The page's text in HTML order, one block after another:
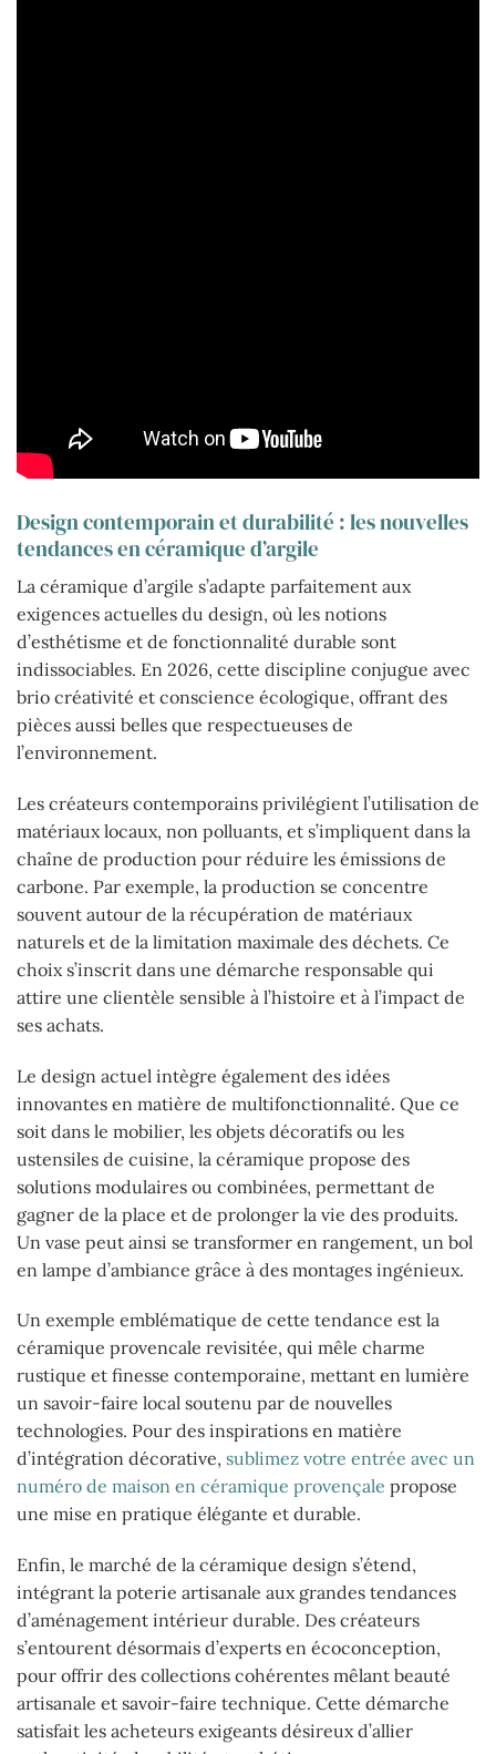
Design contemporain et durabilité : les nouvelles
tendances en céramique d’argile
La céramique d’argile s’adapte parfaitement aux
exigences actuelles du design, où les notions
d’esthétisme et de fonctionnalité durable sont
indissociables. En 2026, cette discipline conjugue avec
brio créativité et conscience écologique, offrant des
pièces aussi belles que respectueuses de
l’environnement.
Les créateurs contemporains privilégient l’utilisation de
matériaux locaux, non polluants, et s’impliquent dans la
chaîne de production pour réduire les émissions de
carbone. Par exemple, la production se concentre
souvent autour de la récupération de matériaux
naturels et de la limitation maximale des déchets. Ce
choix s’inscrit dans une démarche responsable qui
attire une clientèle sensible à l’histoire et à l’impact de
ses achats.
Le design actuel intègre également des idées
innovantes en matière de multifonctionnalité. Que ce
soit dans le mobilier, les objets décoratifs ou les
ustensiles de cuisine, la céramique propose des
solutions modulaires ou combinées, permettant de
gagner de la place et de prolonger la vie des produits.
Un vase peut ainsi se transformer en rangement, un bol
en lampe d’ambiance grâce à des montages ingénieux.
Un exemple emblématique de cette tendance est la
céramique provencale revisitée, qui mêle charme
rustique et finesse contemporaine, mettant en lumière
un savoir-faire local soutenu par de nouvelles
technologies. Pour des inspirations en matière
d’intégration décorative, sublimez votre entrée avec un
numéro de maison en céramique provençale propose
une mise en pratique élégante et durable.
Enfin, le marché de la céramique design s’étend,
intégrant la poterie artisanale aux grandes tendances
d’aménagement intérieur durable. Des créateurs
s’entourent désormais d’experts en écoconception,
pour offrir des collections cohérentes mêlant beauté
artisanale et savoir-faire technique. Cette démarche
satisfait les acheteurs exigeants désireux d’allier